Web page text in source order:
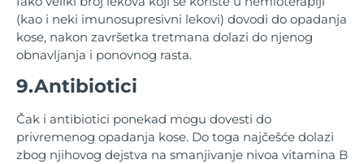
(kao i neki imunosupresivni lekovi) dovodi do opadanja
kose, nakon završetka tretmana dolazi do njenog
obnavljanja i ponovnog rasta.
9.Antibiotici
Čak i antibiotici ponekad mogu dovesti do
privremenog opadanja kose. Do toga najčešće dolazi
zbog njihovog dejstva na smanjivanje nivoa vitamina B